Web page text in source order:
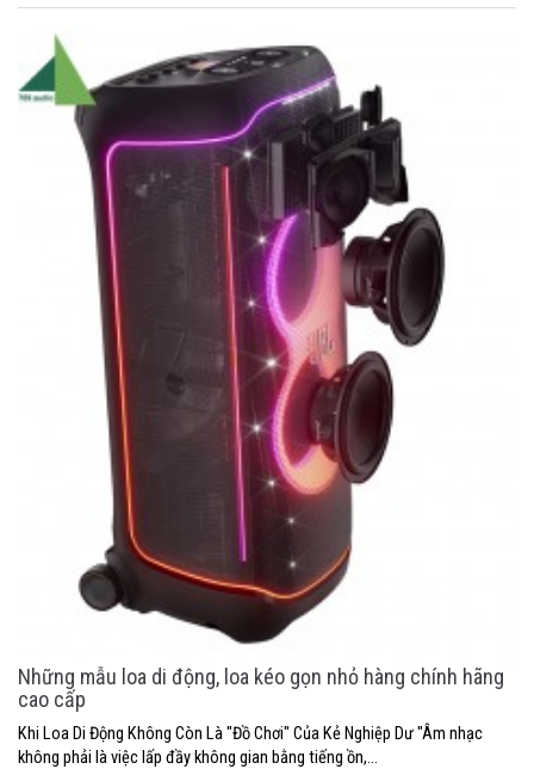
Những mẫu loa di động, loa kéo gọn nhỏ hàng chính hãng
cao cấp
Khi Loa Di Động Không Còn Là "Đồ Chơi" Của Kẻ Nghiệp Dư "Âm nhạc
không phải là việc lấp đầy không gian bằng tiếng ồn,...